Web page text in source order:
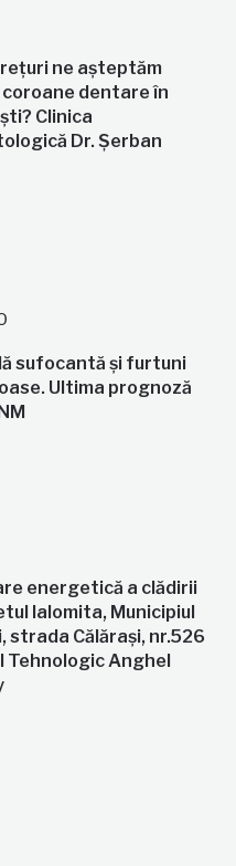
ne așteptăm
dentare în
Clinica
Dr. Șerban
sufocantă și furtuni
Ultima prognoză
energetică a clădirii
Ialomita, Municipiul
strada Călărași, nr.526
Tehnologic Anghel